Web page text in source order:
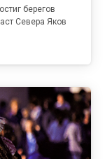
берегов
Севера Яков